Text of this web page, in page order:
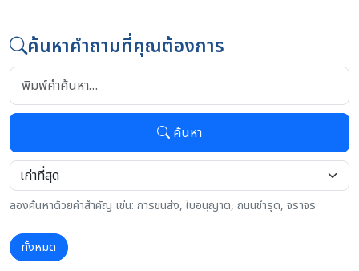
ค้นหาคำถามที่คุณต้องการ
ค้นหา
ลองค้นหาด้วยคำสำคัญ เช่น: การขนส่ง, ใบอนุญาต, ถนนชำรุด, จราจร
ทั้งหมด